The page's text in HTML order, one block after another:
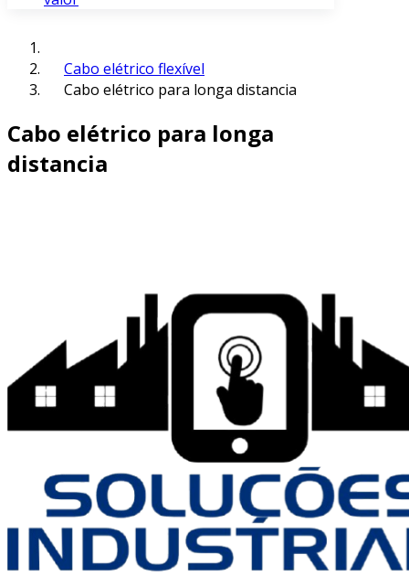
Cabo elétrico flexível
Cabo elétrico para longa distancia
Cabo elétrico para longa
distancia